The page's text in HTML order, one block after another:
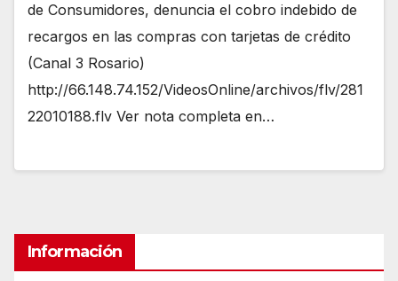
de Consumidores, denuncia el cobro indebido de
recargos en las compras con tarjetas de crédito
(Canal 3 Rosario)
http://66.148.74.152/VideosOnline/archivos/flv/281
22010188.flv Ver nota completa en…
Información